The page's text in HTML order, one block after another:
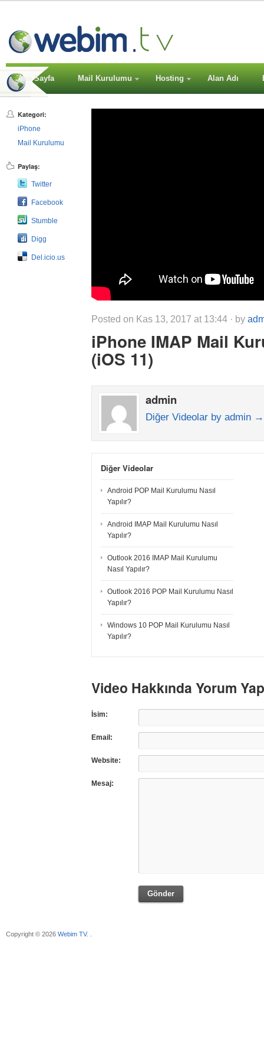
Ana Sayfa Mail Kurulumu Hosting Alan Adı
Kategori:
iPhone
Mail Kurulumu
Paylaş:
Twitter
Facebook
Stumble
Digg
Del.icio.us
Posted on Kas 13, 2017 at 13:44 · by
iPhone IMAP Mail
(iOS 11)
admin
Diğer Videolar by admin →
Diğer Videolar
Android POP Mail Kurulumu Nasıl
Yapılır?
Android IMAP Mail Kurulumu Nasıl
Yapılır?
Outlook 2016 IMAP Mail Kurulumu
Nasıl Yapılır?
Outlook 2016 POP Mail Kurulumu Nasıl
Yapılır?
Windows 10 POP Mail Kurulumu Nasıl
Yapılır?
Video Hakkında Yorum Yap
İsim:
Email:
Website:
Mesaj:
Gönder
Copyright © 2026 Webim TV. .